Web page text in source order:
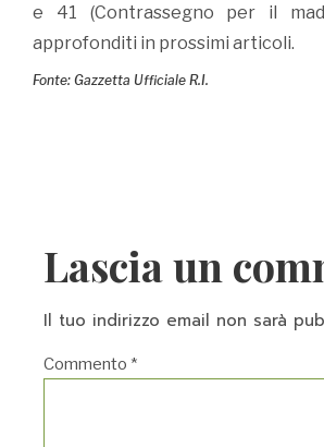
e 41 (Contrassegno per il
approfonditi in prossimi articoli.
Fonte: Gazzetta Ufficiale R.I.
Lascia un
Il tuo indirizzo email non sarà
Commento *